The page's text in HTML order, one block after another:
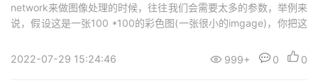
network来做图像处理的时候，往往我们会需要太多的参数，举例来
说，假设这是一张100 *100的彩色图(一张很小的imgage)，你把这
如果是彩色图的话，每个pixel需要三个value来描述它，就是3000
2022-07-29 15:24:46 999+ 0 0